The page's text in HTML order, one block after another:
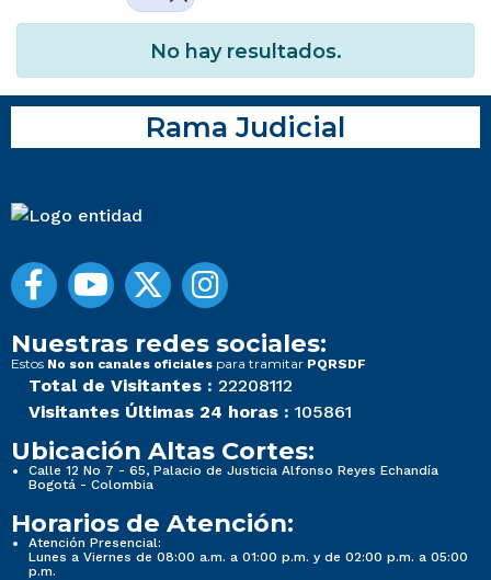
No hay resultados.
Rama Judicial
Nuestras redes sociales:
Estos No son canales oficiales para tramitar PQRSDF
Total de Visitantes : 22208112
Visitantes Últimas 24 horas : 105861
Ubicación Altas Cortes:
Calle 12 No 7 - 65, Palacio de Justicia Alfonso Reyes Echandía
Bogotá - Colombia
Horarios de Atención:
Atención Presencial:
Lunes a Viernes de 08:00 a.m. a 01:00 p.m. y de 02:00 p.m. a 05:00
p.m.